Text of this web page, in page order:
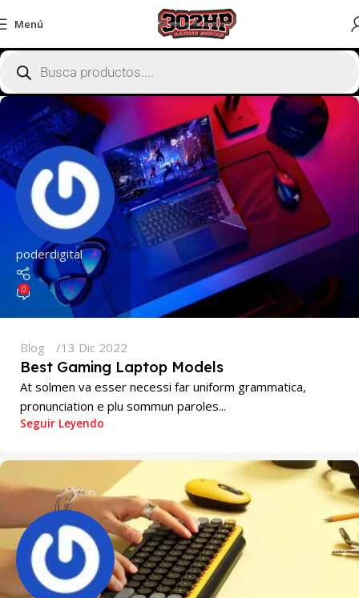
Menú
poderdigital
0
Blog 13 Dic 2022
Best Gaming Laptop Models
At solmen va esser necessi far uniform grammatica,
pronunciation e plu sommun paroles...
Seguir Leyendo